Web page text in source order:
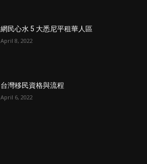
網民心水 5 大悉尼平租華人區
April 8, 2022
台灣移民資格與流程
April 6, 2022